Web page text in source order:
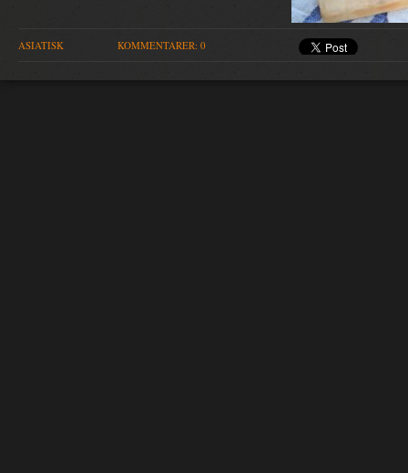
ASIATISK KOMMENTARER: 0